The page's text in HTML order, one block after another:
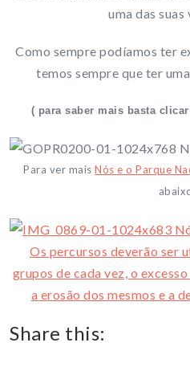
uma das
Como sempre podíamos ter
temos sempre que ter
( para saber mais basta
Para ver maisNós e o Parque
Os percursos deverão ser
grupos de cada vez, o
a erosão dos mesmos e a
Share this: